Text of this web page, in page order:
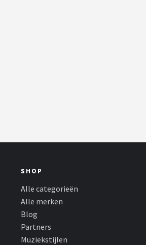
SHOP
Alle categorieën
Alle merken
Blog
Partners
Muziekstijlen